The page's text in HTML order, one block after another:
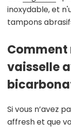
inoxydable, et
tampons
vaisselle
Si vous n’avez
affresh et que